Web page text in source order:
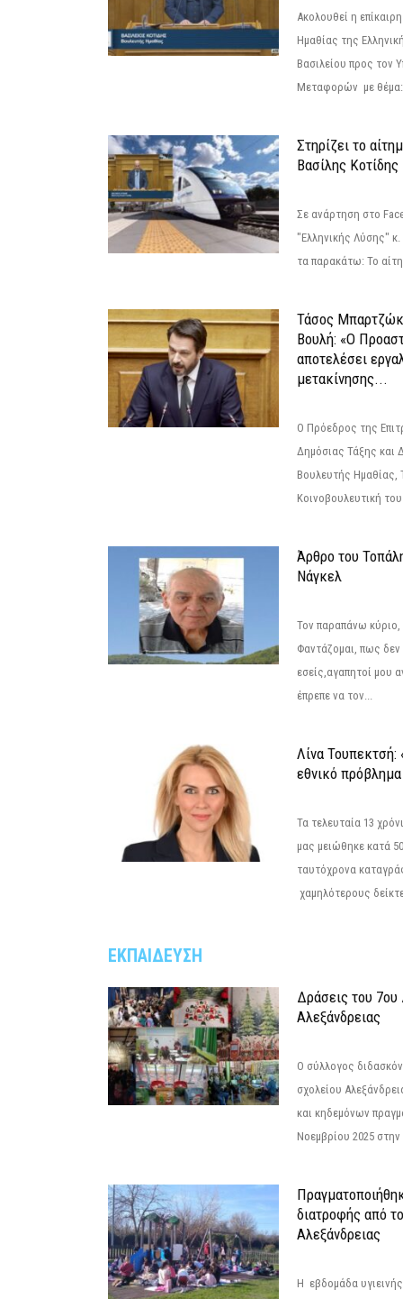
Ακολουθεί η
Ημαθίας της
Βασιλείου προς τον
Μεταφορών με θέμα:
Στηρίζει το
Βασίλης Κοτίδης
Σε ανάρτηση στο
"Ελληνικής Λύσης"
τα παρακάτω: Το
Τάσος
Βουλή: «Ο
αποτελέσει
μετακίνησης...
Ο Πρόεδρος της
Δημόσιας Τάξης και
Βουλευτής
Κοινοβουλευτική
Άρθρο του
Νάγκελ
Τον παραπάνω
Φαντάζομαι, πως δεν
εσείς,αγαπητοί μου
έπρεπε να τον...
Λίνα Τουπεκτσή:
εθνικό πρόβλημα
Τα τελευταία 13
μας μειώθηκε κατά
ταυτόχρονα
χαμηλότερους
ΕΚΠΑΙΔΕΥΣΗ
Δράσεις του 7ου
Αλεξάνδρειας
Ο σύλλογος
σχολείου
και κηδεμόνων
Νοεμβρίου 2025
διατροφής από
Αλεξάνδρειας
Η εβδομάδα